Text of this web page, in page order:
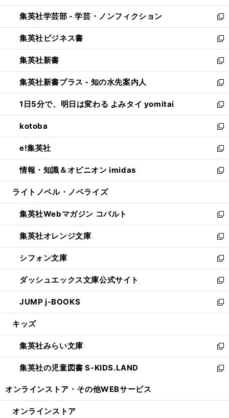
開
く
ウ
で
開
く
ン
ド
ウ
で
開
く
ウ
ィ
ン
ド
ウ
で
開
く
集英社学芸部 - 学芸・ノンフィクション
新
し
い
ウ
ィ
ン
ド
ウ
で
開
く
集英社ビジネス書
新
し
い
ウ
ィ
ン
ド
ウ
で
開
く
集英社新書
新
し
い
ウ
ィ
ン
ド
ウ
で
開
く
集英社新書プラス - 知の水先案内人
新
し
い
ウ
ィ
ン
ド
ウ
で
開
1日5分で、明日は変わる よみタイ yomitai
新
し
い
ウ
ィ
ン
ド
ウ
開
く
kotoba
新
し
い
ウ
ィ
ン
ウ
で
開
く
e!集英社
新
し
い
ウ
ン
ド
ウ
で
開
く
情報・知識＆オピニオン imidas
新
し
ウ
ィ
ン
ド
ウ
で
開
く
ライトノベル・ノベライズ
集英社Webマガジン コバルト
新
し
い
ウ
ィ
ン
ド
ウ
で
開
集英社オレンジ文庫
新
し
い
ウ
ィ
ン
ド
ウ
開
く
シフォン文庫
新
し
い
ウ
ィ
ン
ウ
で
開
く
ダッシュエックス文庫公式サイト
新
し
い
ウ
ン
ド
ウ
で
JUMP j-BOOKS
新
し
ウ
ィ
ン
ド
開
キッズ
集英社みらい文庫
新
し
い
ン
集英社の児童図書 S-KIDS.LAND
新
ウ
オンラインストア・ その他WEBサービス
オンラインストア